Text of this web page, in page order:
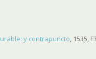
y contrapuncto, 1535,